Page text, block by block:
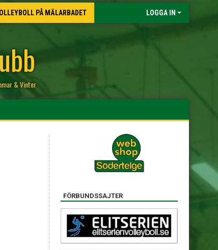
PÅ MÄLARBADET LOGGA IN
& Vinter
FÖRBUNDSSAJTER